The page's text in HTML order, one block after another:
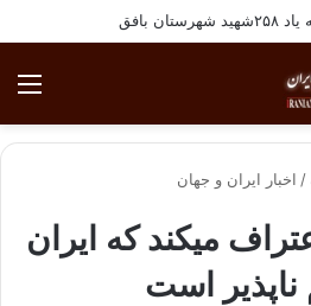
بافق
/ اخبار ایران و جهان
امروز آمریکا اعتراف می‎کند که ایران
ناپذیر است